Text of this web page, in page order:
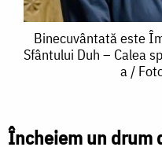
Binecuvântată
este
Binecuvântată este
Sfântului Duh – Calea
a /
Încheiem un drum